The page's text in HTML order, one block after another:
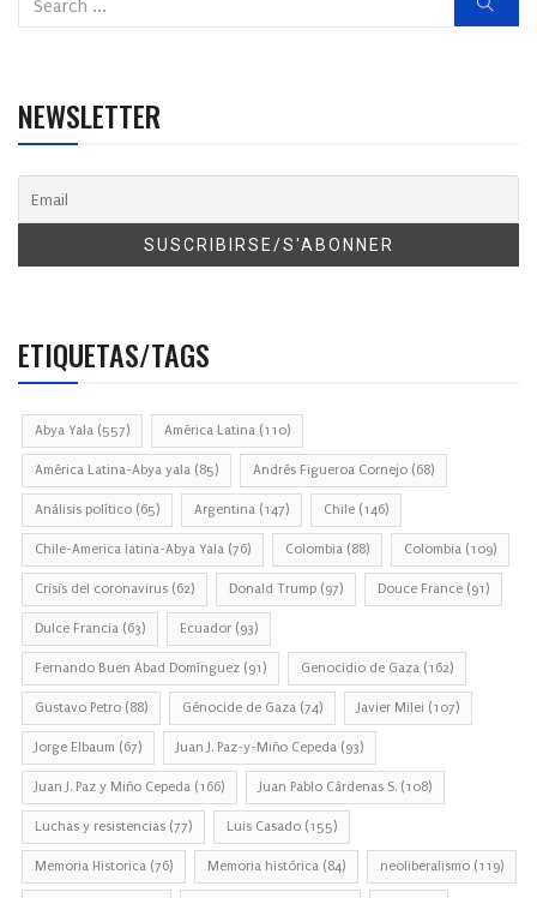
NEWSLETTER
ETIQUETAS/TAGS
Abya Yala (557) América Latina (110)
América Latina-Abya yala (85) Andrés Figueroa Cornejo (68)
Análisis político (65) Argentina (147) Chile (146)
Chile-America latina-Abya Yala (76) Colombia (88) Colombia (109)
Crisis del coronavirus (62) Donald Trump (97) Douce France (91)
Dulce Francia (63) Ecuador (93)
Fernando Buen Abad Domínguez (91) Genocidio de Gaza (162)
Gustavo Petro (88) Génocide de Gaza (74) Javier Milei (107)
Jorge Elbaum (67) Juan J. Paz-y-Miño Cepeda (93)
Juan J. Paz y Miño Cepeda (166) Juan Pablo Cárdenas S. (108)
Luchas y resistencias (77) Luis Casado (155)
Memoria Historica (76) Memoria histórica (84) neoliberalismo (119)